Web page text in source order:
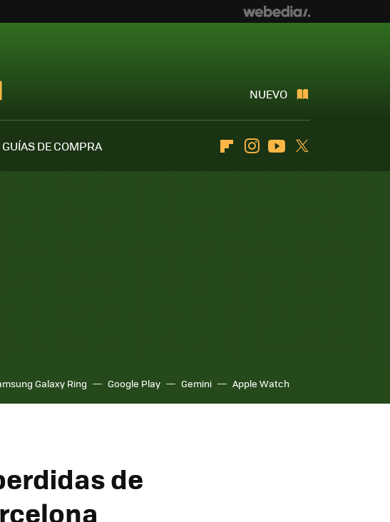
NUEVO
GUÍAS DE COMPRA
FlipboardInstagramYoutube
Galaxy Ring Google Play Gemini Apple Watch
de